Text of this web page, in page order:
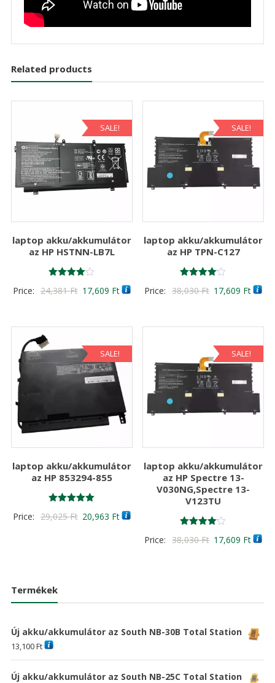
Related products
SALE!
laptop akku/akkumulátor
az HP HSTNN-LB7L
4.00
Price: 24,381Ft Original
17,609 FtCurrent
SALE!
laptop akku/akkumulátor
az HP TPN-C127
4.00
Price: 38,030Ft Original
17,609 Ft
SALE!
laptop akku/akkumulátor
az HP 853294-855
5.00
Price: 29,025Ft Original
20,963 FtCurrent
SALE!
laptop akku/akkumulátor
az HP Spectre 13-
V030NG,Spectre 13-
V123TU
4.00
Price: 38,030Ft Original
17,609 Ft
Termékek
Új akku/akkumulátor az South NB-30B Total Station
13,100Ft
Új akku/akkumulátor az South NB-25C Total Station